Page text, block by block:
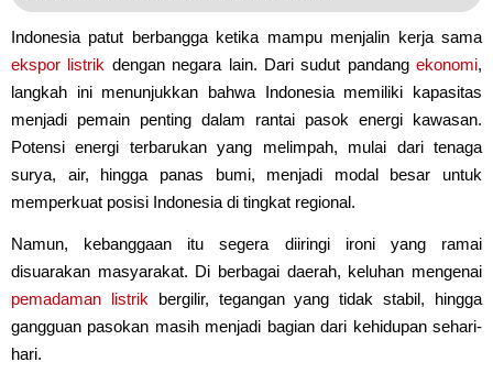
Indonesia patut berbangga ketika mampu menjalin kerja sama
ekspor listrik dengan negara lain. Dari sudut pandang ekonomi,
langkah ini menunjukkan bahwa Indonesia memiliki kapasitas
menjadi pemain penting dalam rantai pasok energi kawasan.
Potensi energi terbarukan yang melimpah, mulai dari tenaga
surya, air, hingga panas bumi, menjadi modal besar untuk
memperkuat posisi Indonesia di tingkat regional.
Namun, kebanggaan itu segera diiringi ironi yang ramai
disuarakan masyarakat. Di berbagai daerah, keluhan mengenai
pemadaman listrik bergilir, tegangan yang tidak stabil, hingga
gangguan pasokan masih menjadi bagian dari kehidupan sehari-
hari.